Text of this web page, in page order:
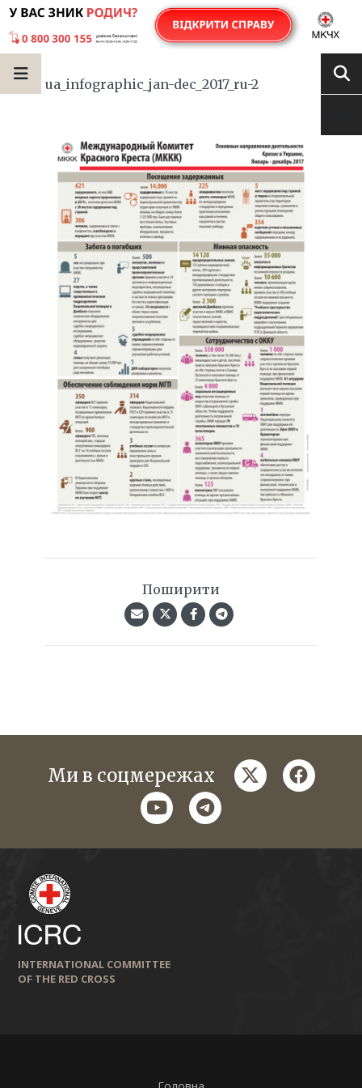
ua_infographic_jan-dec_2017_ru-2
Поширити
Ми в соцмережах twitter
youtubetelegram
INTERNATIONAL COMMITTEE
OF THE RED CROSS